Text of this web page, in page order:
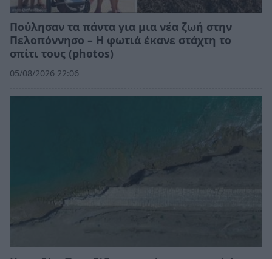
Πούλησαν τα πάντα για μια νέα ζωή στην
Πελοπόννησο – Η φωτιά έκανε στάχτη το
σπίτι τους (photos)
05/08/2026 22:06